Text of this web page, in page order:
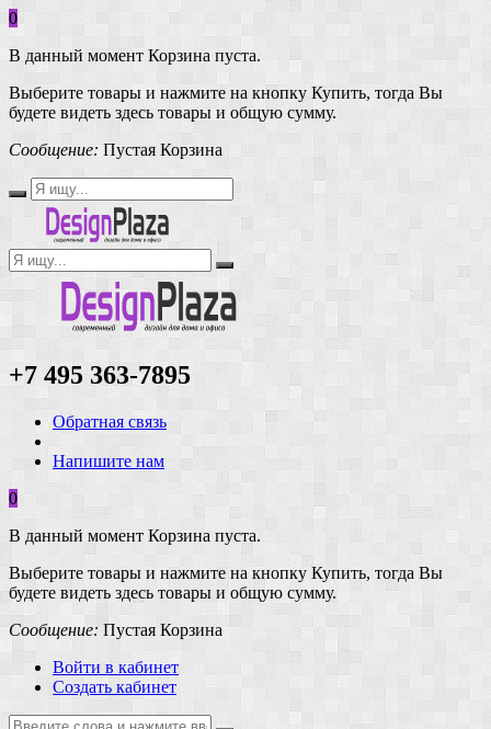
0
В данный момент Корзина пуста.
Выберите товары и нажмите на кнопку Купить, тогда Вы
будете видеть здесь товары и общую сумму.
Сообщение: Пустая Корзина
+7 495 363-7895
Обратная связь
Напишите нам
0
В данный момент Корзина пуста.
Выберите товары и нажмите на кнопку Купить, тогда Вы
будете видеть здесь товары и общую сумму.
Сообщение: Пустая Корзина
Войти в кабинет
Создать кабинет